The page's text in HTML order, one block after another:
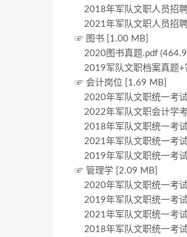
2018年军队文职人员招
2021年军队文职人员招
☞ 图书 [1.00 MB]
2020图书真题.pdf
2019军队文职档案真题+
☞ 会计岗位 [1.69 MB]
2020年军队文职统一考
2022年军队文职会计学
2018年军队文职统一考
2021年军队文职统一考
2019年军队文职统一考
☞ 管理学 [2.09 MB]
2020年军队文职统一考
2019年军队文职统一考
2021年军队文职统一考
2018年军队文职统一考